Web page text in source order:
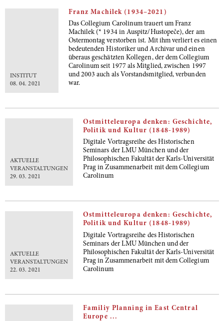
INSTITUT
08. 04. 2021
Franz Machilek (1934–2021)
Das Collegium Carolinum trauert um Franz
Machilek (* 1934 in Auspitz/Hustopeče), der am
Ostermontag verstorben ist. Mit ihm verliert es einen
bedeutenden Historiker und Archivar und einen
überaus geschätzten Kollegen, der dem Collegium
Carolinum seit 1977 als Mitglied, zwischen 1997
und 2003 auch als Vorstandsmitglied, verbunden
war.
AKTUELLE
VERANSTALTUNGEN
29. 03. 2021
Ostmitteleuropa denken: Geschichte,
Politik und Kultur (1848-1989)
Digitale Vortragsreihe des Historischen
Seminars der LMU München und der
Philosophischen Fakultät der Karls-Universität
Prag in Zusammenarbeit mit dem Collegium
Carolinum
AKTUELLE
VERANSTALTUNGEN
22. 03. 2021
Ostmitteleuropa denken: Geschichte,
Politik und Kultur (1848-1989)
Digitale Vortragsreihe des Historischen
Seminars der LMU München und der
Philosophischen Fakultät der Karls-Universität
Prag in Zusammenarbeit mit dem Collegium
Carolinum
Familiy Planning in East Central
Europe ...